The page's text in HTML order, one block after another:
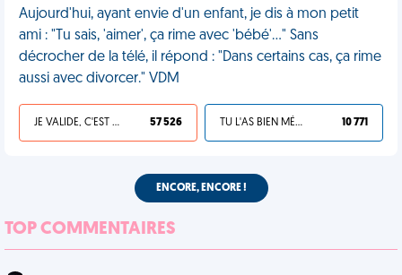
Aujourd'hui, ayant envie d'un enfant, je dis à mon petit
ami : "Tu sais, 'aimer', ça rime avec 'bébé'..." Sans
décrocher de la télé, il répond : "Dans certains cas, ça rime
aussi avec divorcer." VDM
JE VALIDE, C'EST UNE VDM 57 526 TU L'AS BIEN MÉRITÉ 10 771
ENCORE, ENCORE !
TOP COMMENTAIRES